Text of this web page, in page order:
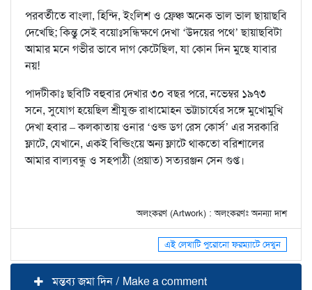
পরবর্তীতে বাংলা, হিন্দি, ইংলিশ ও ফ্রেঞ্চ অনেক ভাল ভাল ছায়াছবি
দেখেছি; কিন্তু সেই বয়োঃসন্ধিক্ষণে দেখা ‘উদয়ের পথে’ ছায়াছবিটা
আমার মনে গভীর ভাবে দাগ কেটেছিল, যা কোন দিন মুছে যাবার
নয়!
পাদটীকাঃ ছবিটি বহুবার দেখার ৩০ বছর পরে, নভেম্বর ১৯৭৩
সনে, সুযোগ হয়েছিল শ্রীযুক্ত রাধামোহন ভট্টাচার্যের সঙ্গে মুখোমুখি
দেখা হবার – কলকাতায় ওনার ‘ওল্ড ডগ রেস কোর্স’ এর সরকারি
ফ্লাটে, যেখানে, একই বিল্ডিংয়ে অন্য ফ্লাটে থাকতো বরিশালের
আমার বাল্যবন্ধু ও সহপাঠী (প্রয়াত) সত্যরঞ্জন সেন গুপ্ত।
অলংকরণ (Artwork) : অলংকরণঃ অনন্যা দাশ
এই লেখাটি পুরোনো ফরম্যাটে দেখুন
মন্তব্য জমা দিন / Make a comment